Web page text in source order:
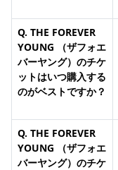
Q. THE FOREVER
YOUNG （ザフォエ
バーヤング）のチケ
ットはいつ購入する
のがベストですか？
Q. THE FOREVER
YOUNG （ザフォエ
バーヤング）のチケ